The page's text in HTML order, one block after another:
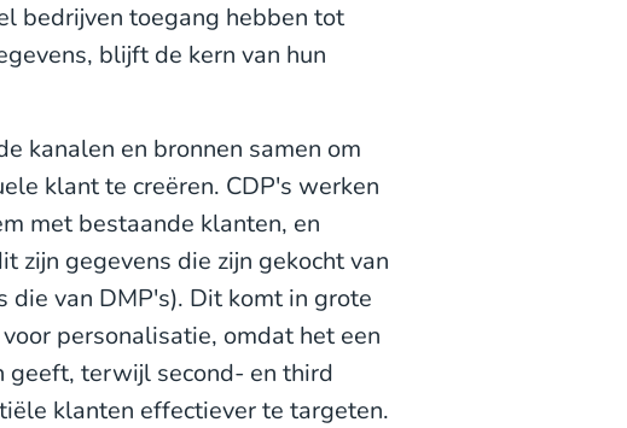
bedrijven toegang hebben tot
blijft de kern van hun
kanalen en bronnen samen om
klant te creëren. CDP's werken
met bestaande klanten, en
zijn gegevens die zijn gekocht van
van DMP's). Dit komt in grote
personalisatie, omdat het een
geeft, terwijl second- en third
klanten effectiever te targeten.